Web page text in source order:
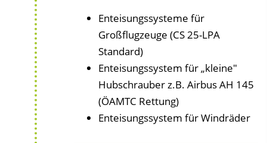
Enteisungssysteme für
Großflugzeuge (CS 25-LPA
Standard)
Enteisungssystem für „kleine"
Hubschrauber z.B. Airbus AH 145
(ÖAMTC Rettung)
Enteisungssystem für Windräder